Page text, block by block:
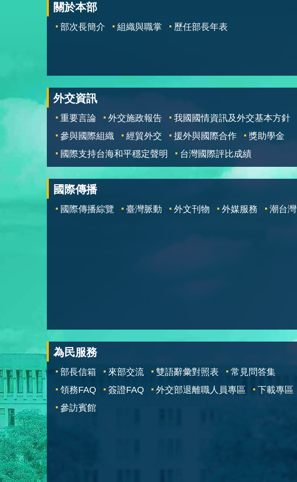
關於本部
部次長簡介 組織與職掌 歷任部長年表
外交資訊
重要言論 外交施政報告
我國國情資訊及外交基本方針
參與國際組織
經貿外交 援外與國際合作
獎助學金
國際支持台海和平穩定聲明
台灣國際評比成績
國際傳播
國際傳播綜覽 臺灣脈動 外文刊物 外媒服務 潮台灣
為民服務
部長信箱 來部交流 雙語辭彙對照表
常見問答集
領務FAQ
簽證FAQ 外交部退離職人員專區
下載專區
參訪賓館